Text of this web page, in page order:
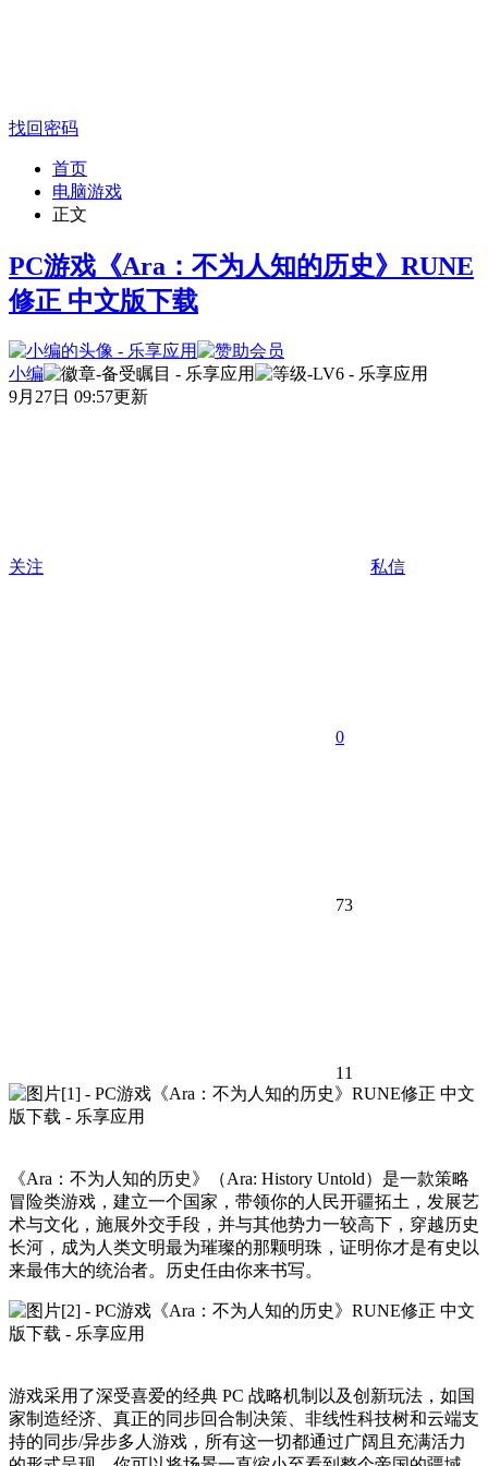
找回密码
首页
电脑游戏
正文
PC游戏《Ara：不为人知的历史》RUNE
修正 中文版下载
小编
9月27日 09:57更新
关注 私信
0
73
11
《Ara：不为人知的历史》（Ara: History Untold）是一款策略
冒险类游戏，建立一个国家，带领你的人民开疆拓土，发展艺
术与文化，施展外交手段，并与其他势力一较高下，穿越历史
长河，成为人类文明最为璀璨的那颗明珠，证明你才是有史以
来最伟大的统治者。历史任由你来书写。
游戏采用了深受喜爱的经典 PC 战略机制以及创新玩法，如国
家制造经济、真正的同步回合制决策、非线性科技树和云端支
持的同步/异步多人游戏，所有这一切都通过广阔且充满活力